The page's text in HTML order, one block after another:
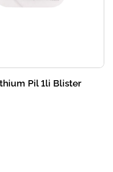
Pil 1li Blister